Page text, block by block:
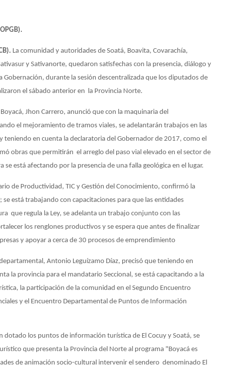
La comunidad y autoridades de Soatá, Boavita, Covarachía,
y Sativanorte, quedaron satisfechas con la presencia, diálogo y
Gobernación, durante la sesión descentralizada que los diputados de
el sábado anterior en la Provincia Norte.
Jhon Carrero, anunció que con la maquinaria del
el mejoramiento de tramos viales, se adelantarán trabajos en las
teniendo en cuenta la declaratoria del Gobernador de 2017, como el
obras que permitirán el arreglo del paso vial elevado en el sector de
se está afectando por la presencia de una falla geológica en el lugar.
de Productividad, TIC y Gestión del Conocimiento, confirmó la
se está trabajando con capacitaciones para que las entidades
que regula la Ley, se adelanta un trabajo conjunto con las
los renglones productivos y se espera que antes de finalizar
y apoyar a cerca de 30 procesos de emprendimiento
Antonio Leguízamo Díaz, precisó que teniendo en
la provincia para el mandatario Seccional, se está capacitando a la
la participación de la comunidad en el Segundo Encuentro
y el Encuentro Departamental de Puntos de Información
dotado los puntos de información turística de El Cocuy y Soatá, se
que presenta la Provincia del Norte al programa "Boyacá es
de animación socio-cultural intervenir el sendero denominado El